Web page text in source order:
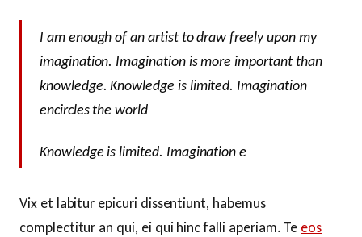
I am enough of an artist to draw freely upon my
imagination. Imagination is more important than
knowledge. Knowledge is limited. Imagination
encircles the world
Knowledge is limited. Imagination e
Vix et labitur epicuri dissentiunt, habemus
complectitur an qui, ei qui hinc falli aperiam. Te eos